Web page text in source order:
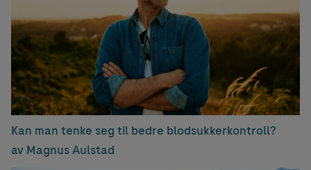
Kan man tenke seg til bedre blodsukkerkontroll?
av Magnus Aulstad